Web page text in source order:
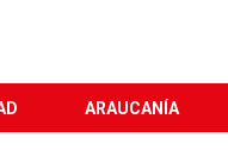
ARAUCANÍA